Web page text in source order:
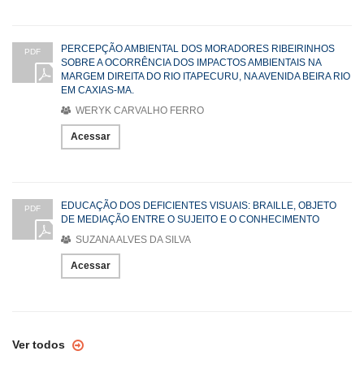
PDF
PERCEPÇÃO AMBIENTAL DOS MORADORES RIBEIRINHOS
SOBRE A OCORRÊNCIA DOS IMPACTOS AMBIENTAIS NA
MARGEM DIREITA DO RIO ITAPECURU, NA AVENIDA BEIRA RIO
EM CAXIAS-MA.
WERYK CARVALHO FERRO
Acessar
PDF
EDUCAÇÃO DOS DEFICIENTES VISUAIS: BRAILLE, OBJETO
DE MEDIAÇÃO ENTRE O SUJEITO E O CONHECIMENTO
SUZANA ALVES DA SILVA
Acessar
Ver todos